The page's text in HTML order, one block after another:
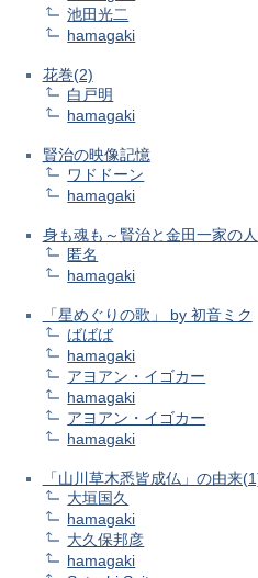
池田光二
hamagaki
花巻(2)
白戸明
hamagaki
賢治の映像記憶
ワドドーン
hamagaki
身も魂も～賢治と金田一家の
匿名
hamagaki
「星めぐりの歌」 by 初音ミク
ばばば
hamagaki
アヨアン・イゴカー
hamagaki
アヨアン・イゴカー
hamagaki
「山川草木悉皆成仏」の由来
大垣国久
hamagaki
大久保邦彦
hamagaki